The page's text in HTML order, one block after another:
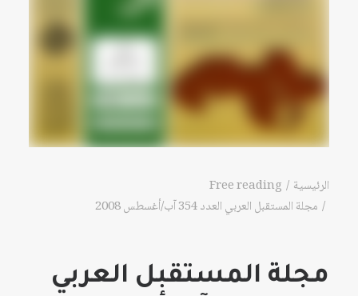
الرئيسية
Free reading
مجلة المستقبل العربي العدد 354 آب/أغسطس 2008
مجلة المستقبل العربي